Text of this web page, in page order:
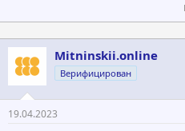
Mitninskii.online
Верифицирован
19.04.2023